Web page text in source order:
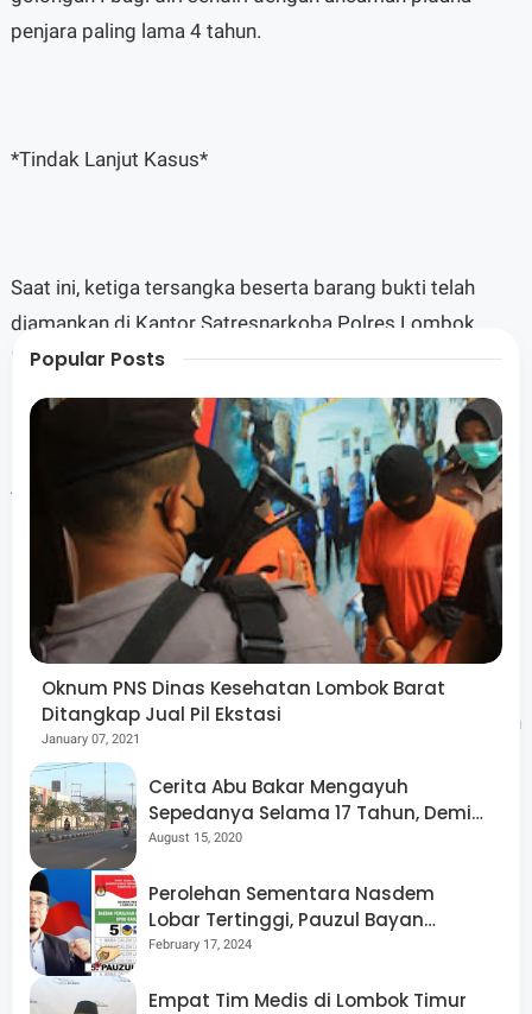
penjara paling lama 4 tahun.
*Tindak Lanjut Kasus*
Saat ini, ketiga tersangka beserta barang bukti telah
diamankan di Kantor Satresnarkoba Polres Lombok
Barat untuk menjalani proses penyidikan lebih lanjut.
AKP I Nyoman Diana Mahardika menegaskan bahwa
pihaknya akan terus melakukan pengembangan kasus ini
untuk mengungkap kemungkinan adanya jaringan
narkoba yang lebih besar.
"Kami berkomitmen untuk terus memberantas peredaran
narkoba di wilayah Lombok Barat demi menciptakan
lingkungan yang aman dan kondusif bagi masyarakat,"
pungkasnya.
Pengungkapan kasus ini menjadi bukti keseriusan Polres
Lombok Barat dalam memerangi peredaran narkotika
Popular Posts
Oknum PNS Dinas Kesehatan Lombok Barat
Ditangkap Jual Pil Ekstasi
January 07, 2021
Cerita Abu Bakar Mengayuh
Sepedanya Selama 17 Tahun, Demi
Menggelorakan Kemerdekaan
August 15, 2020
Perolehan Sementara Nasdem
Lobar Tertinggi, Pauzul Bayan
Berpeluang “Rebut” Kursi Dapil 3
February 17, 2024
Empat Tim Medis di Lombok Timur